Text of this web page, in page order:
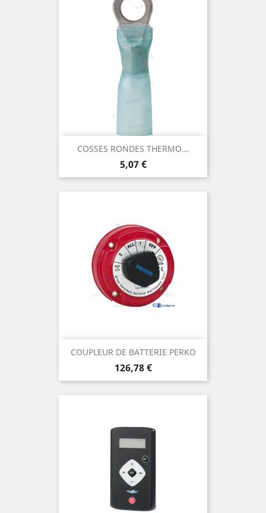
COSSES RONDES THERMO...
Prix
5,07 €
COUPLEUR DE BATTERIE PERKO
Prix
126,78 €